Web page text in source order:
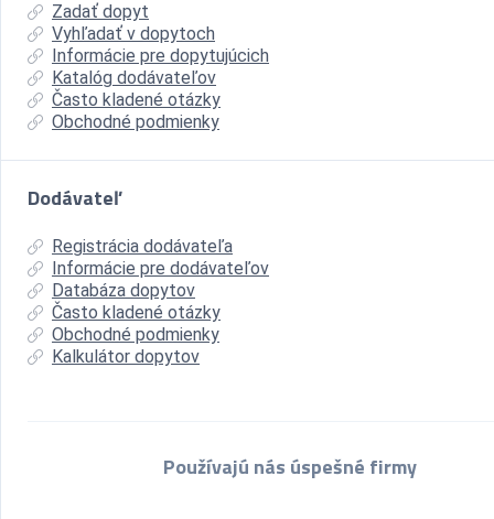
Zadať dopyt
Vyhľadať v dopytoch
Informácie pre dopytujúcich
Katalóg dodávateľov
Často kladené otázky
Obchodné podmienky
Dodávateľ
Registrácia dodávateľa
Informácie pre dodávateľov
Databáza dopytov
Často kladené otázky
Obchodné podmienky
Kalkulátor dopytov
Používajú nás úspešné firmy